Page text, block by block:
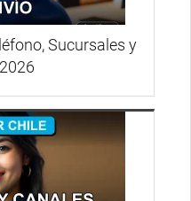
Sucursales y